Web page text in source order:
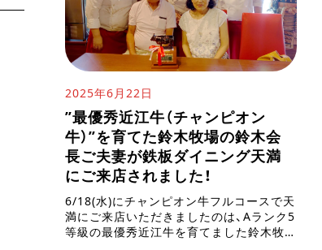
2025年6月22日
”最優秀近江牛（チャンピオン
牛）”を育てた鈴木牧場の鈴木会
長ご夫妻が鉄板ダイニング天満
にご来店されました！
6/18(水)にチャンピオン牛フルコースで天
満にご来店いただきましたのは、Aランク5
等級の最優秀近江牛を育てました鈴木牧